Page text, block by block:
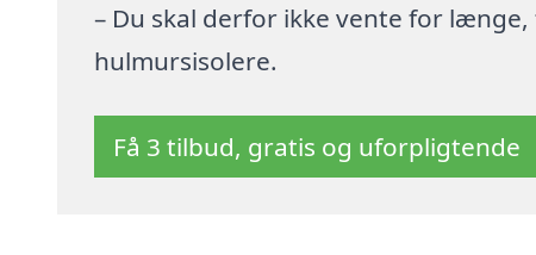
– Du skal derfor ikke vente for
hulmursisolere.
Få 3 tilbud, gratis og uforpligtende